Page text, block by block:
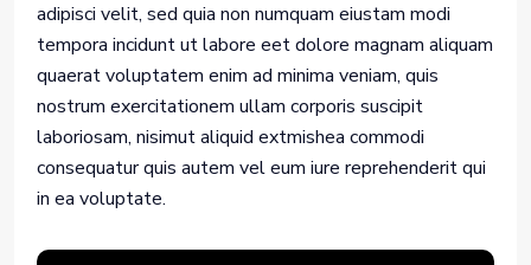
adipisci velit, sed quia non numquam eiustam modi
tempora incidunt ut labore eet dolore magnam aliquam
quaerat voluptatem enim ad minima veniam, quis
nostrum exercitationem ullam corporis suscipit
laboriosam, nisimut aliquid extmishea commodi
consequatur quis autem vel eum iure reprehenderit qui
in ea voluptate.